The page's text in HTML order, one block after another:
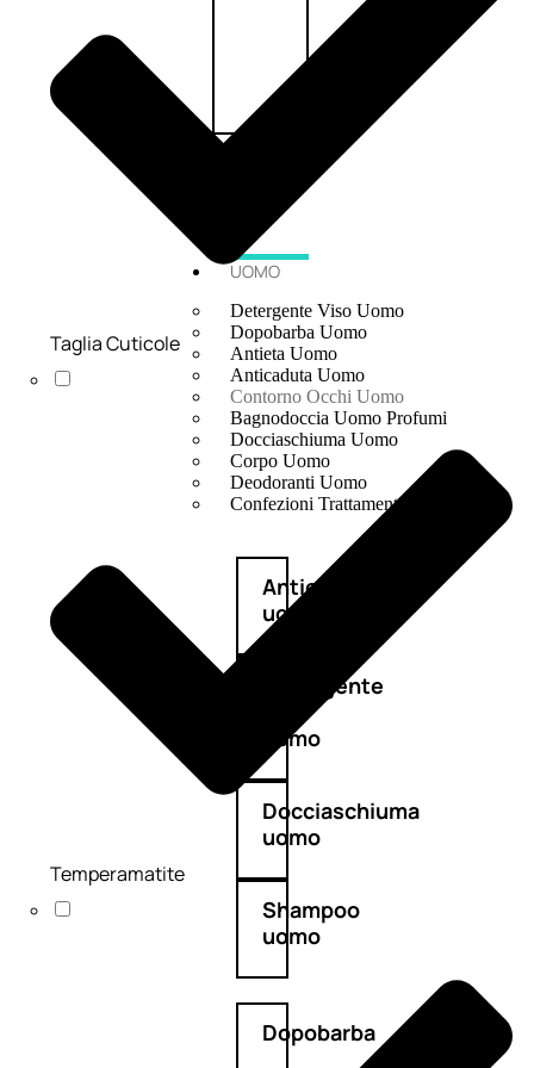
UOMO
Detergente Viso Uomo
Dopobarba Uomo
Antieta Uomo
Anticaduta Uomo
Contorno Occhi Uomo
Bagnodoccia Uomo Profumi
Docciaschiuma Uomo
Corpo Uomo
Deodoranti Uomo
Confezioni Trattamenti Uomo
Antietà
uomo
Detergente
uomo
Docciaschiuma
uomo
Shampoo
uomo
Dopobarba
Taglia Cuticole
Temperamatite